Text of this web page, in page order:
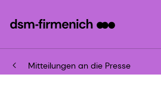
Mitteilungen an die Presse